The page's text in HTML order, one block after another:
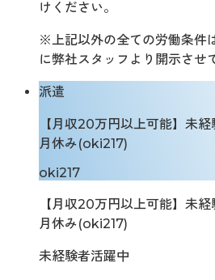
けください。
※上記以外の全ての労働条件
に弊社スタッフより開示させ
派遣
【月収20万円以上可能】未
月休み(oki217)
oki217
【月収20万円以上可能】未
月休み(oki217)
未経験者活躍中